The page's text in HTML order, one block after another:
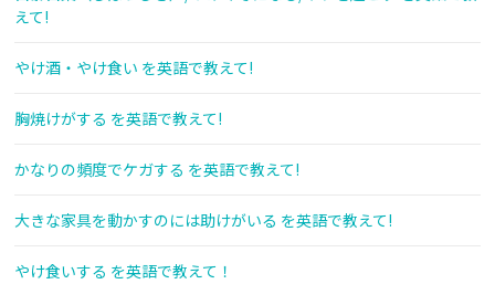
えて!
やけ酒・やけ食い を英語で教えて!
胸焼けがする を英語で教えて!
かなりの頻度でケガする を英語で教えて!
大きな家具を動かすのには助けがいる を英語で教えて!
やけ食いする を英語で教えて！